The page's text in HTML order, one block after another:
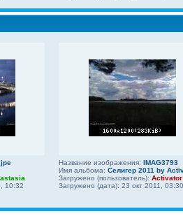
10:32
Название изображения: IMAG3793
Имя альбома: Селигер 2011 by
Загружено (пользователь): Activator
Загружено (дата): 23 окт 2011, 03:30